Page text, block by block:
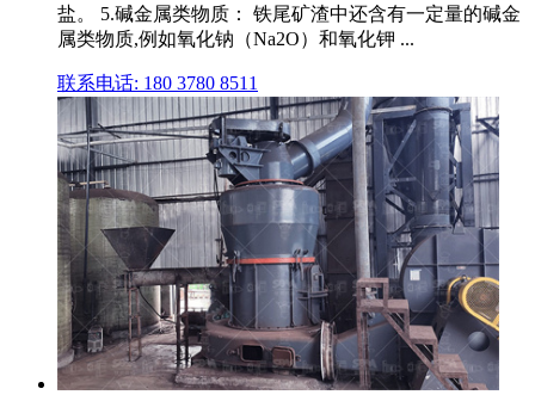
盐。 5.碱金属类物质： 铁尾矿渣中还含有一定量的碱金
属类物质,例如氧化钠（Na2O）和氧化钾 ...
联系电话: 180 3780 8511